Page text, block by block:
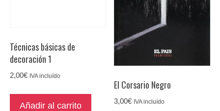
Técnicas básicas de
decoración 1
2,00€ IVA incluído
Añadir al carrito
El Corsario Negro
3,00€ IVA incluído